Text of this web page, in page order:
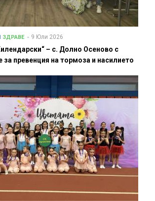
ЗДРАВЕ 9 Юли 2026
– с. Долно Осеново с
за превенция на тормоза и насилието